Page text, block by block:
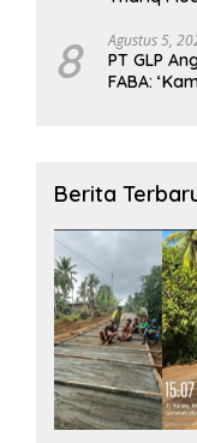
8 Agustus 5,
PT GLP
FABA:
Berita